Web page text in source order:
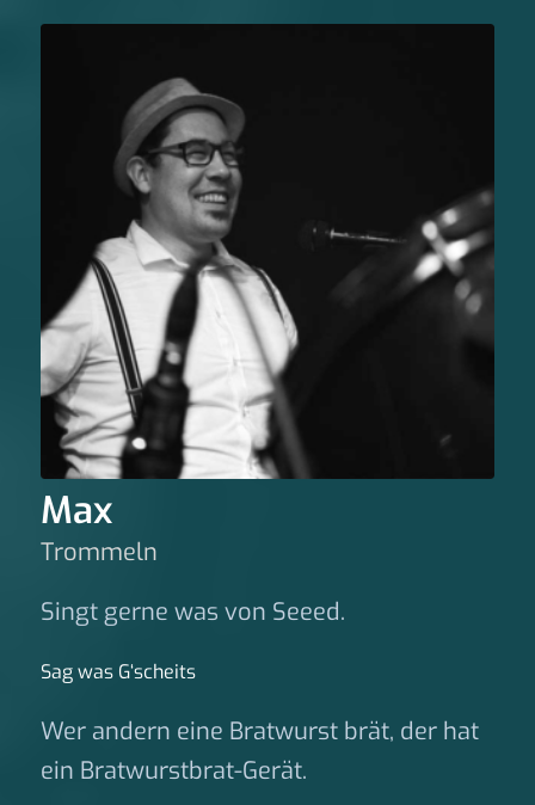
Max
Trommeln
Singt gerne was von Seeed.
Sag was G‘scheits
Wer andern eine Bratwurst brät, der hat
ein Bratwurstbrat-Gerät.